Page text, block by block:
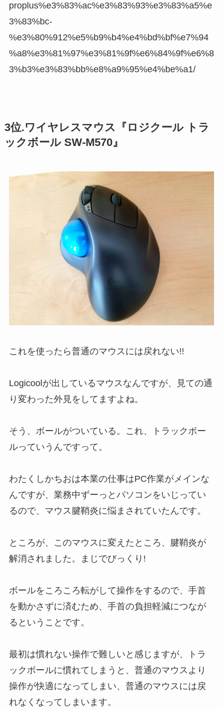
proplus%e3%83%ac%e3%83%93%e3%83%a5%e
3%83%bc-
%e3%80%912%e5%b9%b4%e4%bd%bf%e7%94
%a8%e3%81%97%e3%81%9f%e6%84%9f%e6%8
3%b3%e3%83%bb%e8%a9%95%e4%be%a1/
3位.ワイヤレスマウス『ロジクール トラ
ックボール SW-M570』
これを使ったら普通のマウスには戻れない!!
Logicoolが出しているマウスなんですが、見ての通
り変わった外見をしてますよね。
そう、ボールがついている。これ、トラックボー
ルっていうんですって。
わたくしかちおは本業の仕事はPC作業がメインな
んですが、業務中ずーっとパソコンをいじってい
るので、マウス腱鞘炎に悩まされていたんです。
ところが、このマウスに変えたところ、腱鞘炎が
解消されました。まじでびっくり!
ボールをころころ転がして操作をするので、手首
を動かさずに済むため、手首の負担軽減につなが
るということです。
最初は慣れない操作で難しいと感じますが、トラ
ックボールに慣れてしまうと、普通のマウスより
操作が快適になってしまい、普通のマウスには戻
れなくなってしまいます。